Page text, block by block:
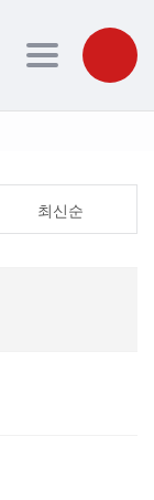
Toggle
최신순